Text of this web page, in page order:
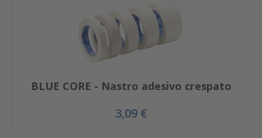
BLUE CORE - Nastro adesivo crespato
3,09 €